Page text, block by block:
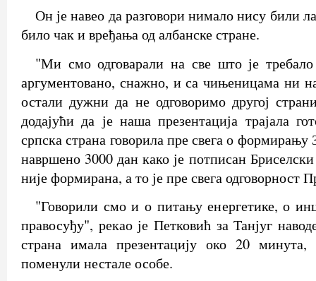
Он је навео да разговори нимало нису били
било чак и вређања од албанске стране.
"Ми смо одговарали на све што је
аргументовано, снажно, и са чињеницама ни
остали дужни да не одговоримо другој
додајући да је наша презентација трајала
српска страна говорила пре свега о
навршено 3000 дан како је потписан
није формирана, а то је пре свега одговорност
"Говорили смо и о питању енергетике, о
правосуђу", рекао је Петковић за Танјуг
страна имала презентацију око 20
поменули нестале особе.